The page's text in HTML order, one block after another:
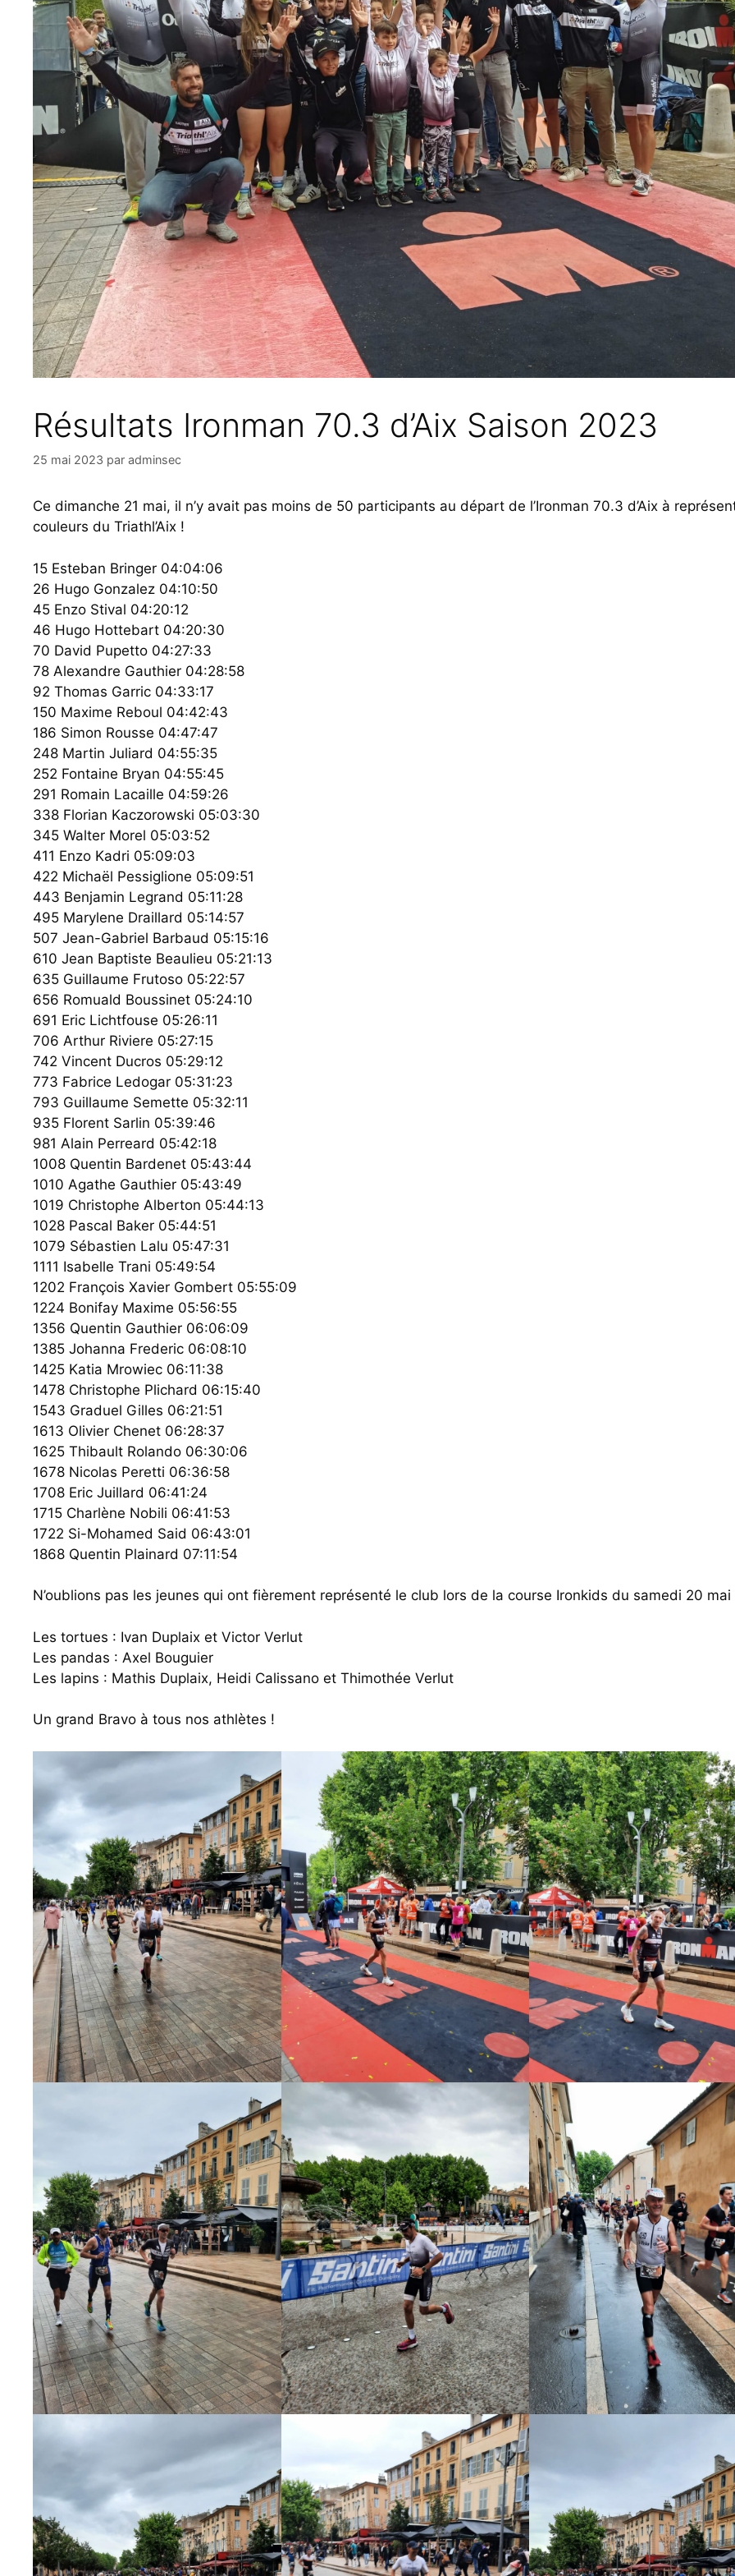
Résultats Ironman 70.3 d’Aix Saison 2023
25 mai 2023 par adminsec
Ce dimanche 21 mai, il n’y avait pas moins de 50 participants au départ de l’Ironman 70.3 d’Aix à
couleurs du Triathl’Aix !
15 Esteban Bringer 04:04:06
26 Hugo Gonzalez 04:10:50
45 Enzo Stival 04:20:12
46 Hugo Hottebart 04:20:30
70 David Pupetto 04:27:33
78 Alexandre Gauthier 04:28:58
92 Thomas Garric 04:33:17
150 Maxime Reboul 04:42:43
186 Simon Rousse 04:47:47
248 Martin Juliard 04:55:35
252 Fontaine Bryan 04:55:45
291 Romain Lacaille 04:59:26
338 Florian Kaczorowski 05:03:30
345 Walter Morel 05:03:52
411 Enzo Kadri 05:09:03
422 Michaël Pessiglione 05:09:51
443 Benjamin Legrand 05:11:28
495 Marylene Draillard 05:14:57
507 Jean-Gabriel Barbaud 05:15:16
610 Jean Baptiste Beaulieu 05:21:13
635 Guillaume Frutoso 05:22:57
656 Romuald Boussinet 05:24:10
691 Eric Lichtfouse 05:26:11
706 Arthur Riviere 05:27:15
742 Vincent Ducros 05:29:12
773 Fabrice Ledogar 05:31:23
793 Guillaume Semette 05:32:11
935 Florent Sarlin 05:39:46
981 Alain Perreard 05:42:18
1008 Quentin Bardenet 05:43:44
1010 Agathe Gauthier 05:43:49
1019 Christophe Alberton 05:44:13
1028 Pascal Baker 05:44:51
1079 Sébastien Lalu 05:47:31
1111 Isabelle Trani 05:49:54
1202 François Xavier Gombert 05:55:09
1224 Bonifay Maxime 05:56:55
1356 Quentin Gauthier 06:06:09
1385 Johanna Frederic 06:08:10
1425 Katia Mrowiec 06:11:38
1478 Christophe Plichard 06:15:40
1543 Graduel Gilles 06:21:51
1613 Olivier Chenet 06:28:37
1625 Thibault Rolando 06:30:06
1678 Nicolas Peretti 06:36:58
1708 Eric Juillard 06:41:24
1715 Charlène Nobili 06:41:53
1722 Si-Mohamed Said 06:43:01
1868 Quentin Plainard 07:11:54
N’oublions pas les jeunes qui ont fièrement représenté le club lors de la course Ironkids du samedi 20 mai
Les tortues : Ivan Duplaix et Victor Verlut
Les pandas : Axel Bouguier
Les lapins : Mathis Duplaix, Heidi Calissano et Thimothée Verlut
Un grand Bravo à tous nos athlètes !